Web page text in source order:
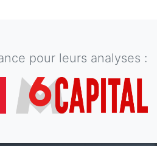
pour leurs analyses :